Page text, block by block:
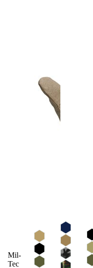
Mil-
Tec